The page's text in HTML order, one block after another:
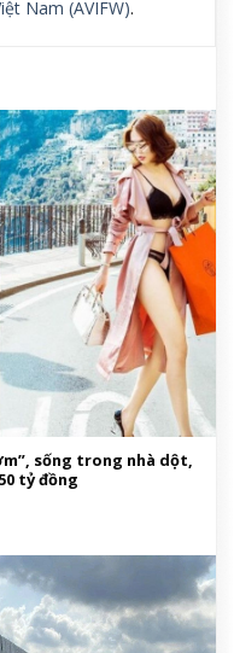
Nam
,nhà thiết kế Việt Nam,
,Tom,Tom Trandt,
Nam (AVIFW).
sống trong nhà dột,
tỷ đồng